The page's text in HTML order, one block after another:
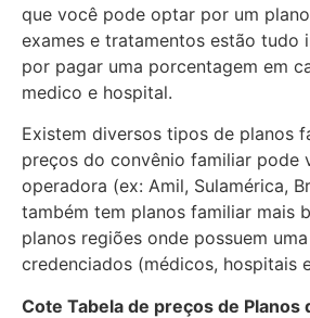
que você pode optar por um
exames e tratamentos estão tudo
por pagar uma porcentagem em
medico e hospital.
Existem diversos tipos de planos
preços do convênio familiar pode
operadora (ex: Amil, Sulamérica,
também tem planos familiar mais
planos regiões onde possuem
credenciados (médicos, hospitais
Cote Tabela de preços de Planos